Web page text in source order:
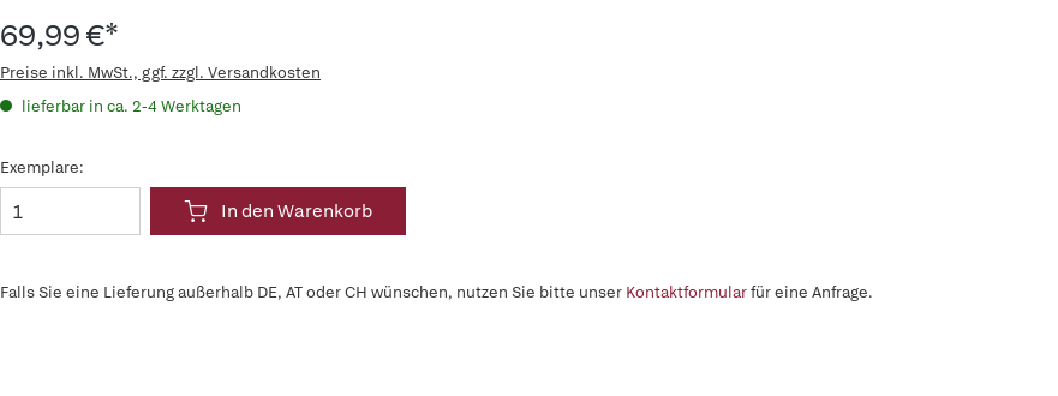
69,99 €*
Preise inkl. MwSt., ggf. zzgl. Versandkosten
lieferbar in ca. 2-4 Werktagen
Exemplare:
In den Warenkorb
Falls Sie eine Lieferung außerhalb DE, AT oder CH wünschen, nutzen Sie bitte unser Kontaktformularfür eine Anfrage.